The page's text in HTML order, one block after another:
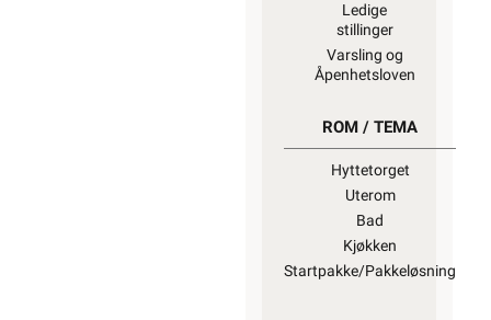
Ledige
stillinger
Varsling og
Åpenhetsloven
ROM / TEMA
Hyttetorget
Uterom
Bad
Kjøkken
Startpakke/Pakkeløsning